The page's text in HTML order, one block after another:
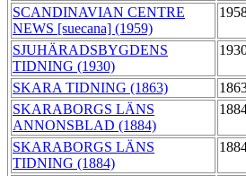
SCANDINAVIAN CENTRE
NEWS [suecana] (1959)
SJUHÄRADSBYGDENS
TIDNING (1930)
SKARA TIDNING (1863)
SKARABORGS LÄNS
ANNONSBLAD (1884)
SKARABORGS LÄNS
TIDNING (1884)